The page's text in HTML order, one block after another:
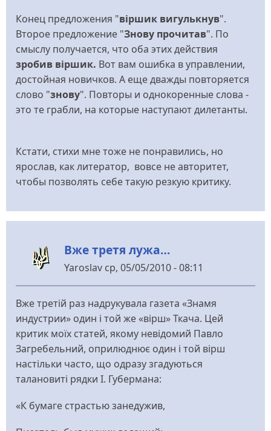
Конец предложения "віршик вигулькнув".
Второе предложение "Знову прочитав". По
смыслу получается, что оба этих действия
зробив віршик. Вот вам ошибка в управлении,
достойная новичков. А еще дважды повторяется
слово "знову". Повторы и однокоренные слова -
это те грабли, на которые наступают дилетанты.
Кстати, стихи мне тоже не понравились, но
ярослав, как литератор, вовсе не авторитет,
чтобы позволять себе такую резкую критику.
Вже третя лужа…
Yaroslav ср, 05/05/2010 - 08:11
Вже третій раз надрукувала газета «Знамя
индустрии» один і той же «вірш» Ткача. Цей
критик моїх статей, якому невідомий Павло
Загребельний, оприлюднює один і той вірш
настільки часто, що одразу згадуються
талановиті рядки І. Губермана:
«К бумаге страстью занедужив,